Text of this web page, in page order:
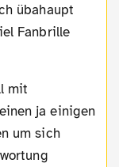
übahaupt
Fanbrille
ja einigen
um sich